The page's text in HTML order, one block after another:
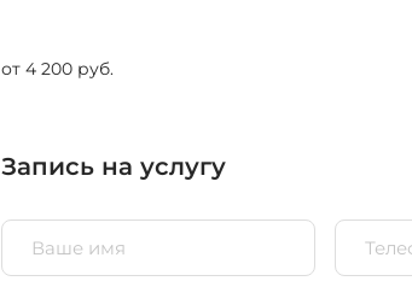
от 4 200 руб.
Запись на услугу